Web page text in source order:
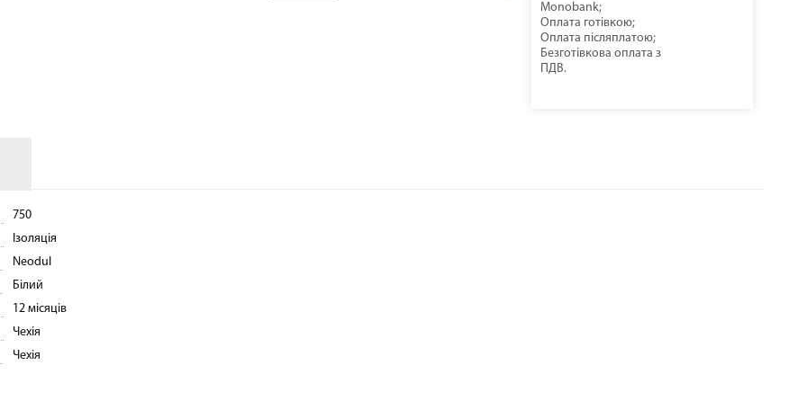
Monobank;
Оплата готівкою;
Оплата післяплатою;
Безготівкова оплата з
ПДВ.
750
Ізоляція
Neodul
Білий
12 місяців
Чехія
Чехія